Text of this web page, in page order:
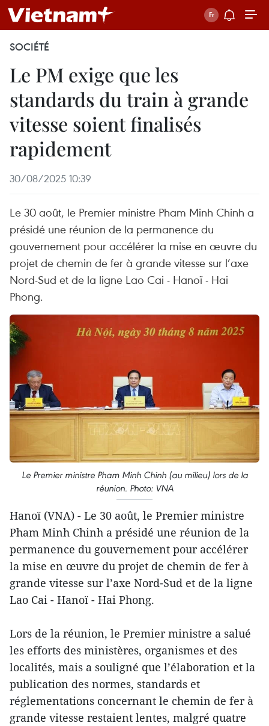
SOCIÉTÉ
Le PM exige que les
standards du train à grande
vitesse soient finalisés
rapidement
30/08/2025 10:39
Le 30 août, le Premier ministre Pham Minh Chinh a
présidé une réunion de la permanence du
gouvernement pour accélérer la mise en œuvre du
projet de chemin de fer à grande vitesse sur l’axe
Nord-Sud et de la ligne Lao Cai - Hanoï - Hai
Phong.
Le Premier ministre Pham Minh Chinh (au milieu) lors de la
réunion. Photo: VNA
Hanoï (VNA) - Le 30 août, le Premier ministre
Pham Minh Chinh a présidé une réunion de la
permanence du gouvernement pour accélérer
la mise en œuvre du projet de chemin de fer à
grande vitesse sur l’axe Nord-Sud et de la ligne
Lao Cai - Hanoï - Hai Phong.
Lors de la réunion, le Premier ministre a salué
les efforts des ministères, organismes et des
localités, mais a souligné que l’élaboration et la
publication des normes, standards et
réglementations concernant le chemin de fer à
grande vitesse restaient lentes, malgré quatre